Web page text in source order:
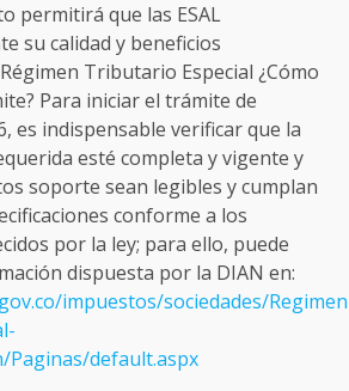
permitirá que las ESAL
su calidad y beneficios
Tributario Especial ¿Cómo
Para iniciar el trámite de
es indispensable verificar que la
esté completa y vigente y
soporte sean legibles y cumplan
conforme a los
por la ley; para ello, puede
dispuesta por la DIAN en:
impuestos/sociedades/
Paginas/default.aspx